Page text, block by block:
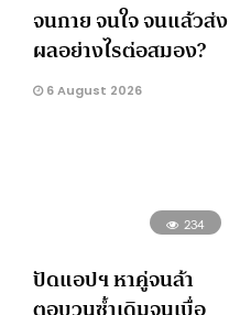
จนกาย จนใจ จนแล้วส่ง
ผลอย่างไรต่อสมอง?
6 August 2026
234
ปัดแอปฯ หาคู่จนล้า